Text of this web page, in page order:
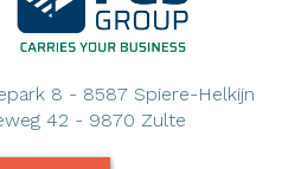
8 - 8587 Spiere-Helkijn
42 - 9870 Zulte